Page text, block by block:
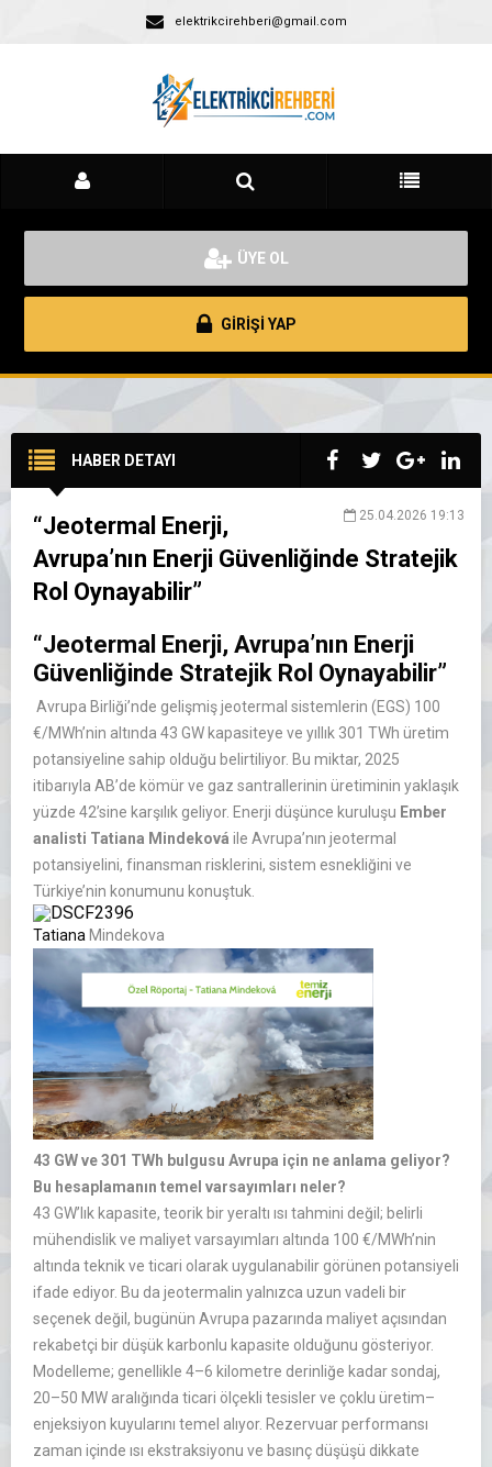
elektrikcirehberi@gmail.com
ÜYE OL
GİRİŞİ YAP
HABER DETAYI
25.04.2026 19:13
“Jeotermal Enerji,
Avrupa’nın Enerji Güvenliğinde Stratejik
Rol Oynayabilir”
“Jeotermal Enerji, Avrupa’nın Enerji
Güvenliğinde Stratejik Rol Oynayabilir”
Avrupa Birliği’nde gelişmiş jeotermal sistemlerin (EGS) 100
€/MWh’nin altında 43 GW kapasiteye ve yıllık 301 TWh üretim
potansiyeline sahip olduğu belirtiliyor. Bu miktar, 2025
itibarıyla AB’de kömür ve gaz santrallerinin üretiminin yaklaşık
yüzde 42’sine karşılık geliyor. Enerji düşünce kuruluşu Ember
analisti Tatiana Mindeková ile Avrupa’nın jeotermal
potansiyelini, finansman risklerini, sistem esnekliğini ve
Türkiye’nin konumunu konuştuk.
Tatiana Mindekova
43 GW ve 301 TWh bulgusu Avrupa için ne anlama geliyor?
Bu hesaplamanın temel varsayımları neler?
43 GW’lık kapasite, teorik bir yeraltı ısı tahmini değil; belirli
mühendislik ve maliyet varsayımları altında 100 €/MWh’nin
altında teknik ve ticari olarak uygulanabilir görünen potansiyeli
ifade ediyor. Bu da jeotermalin yalnızca uzun vadeli bir
seçenek değil, bugünün Avrupa pazarında maliyet açısından
rekabetçi bir düşük karbonlu kapasite olduğunu gösteriyor.
Modelleme; genellikle 4–6 kilometre derinliğe kadar sondaj,
20–50 MW aralığında ticari ölçekli tesisler ve çoklu üretim–
enjeksiyon kuyularını temel alıyor. Rezervuar performansı
zaman içinde ısı ekstraksiyonu ve basınç düşüşü dikkate